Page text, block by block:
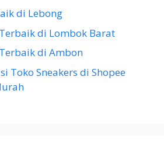
di Lebong
di Lombok Barat
di Ambon
Toko Sneakers di Shopee